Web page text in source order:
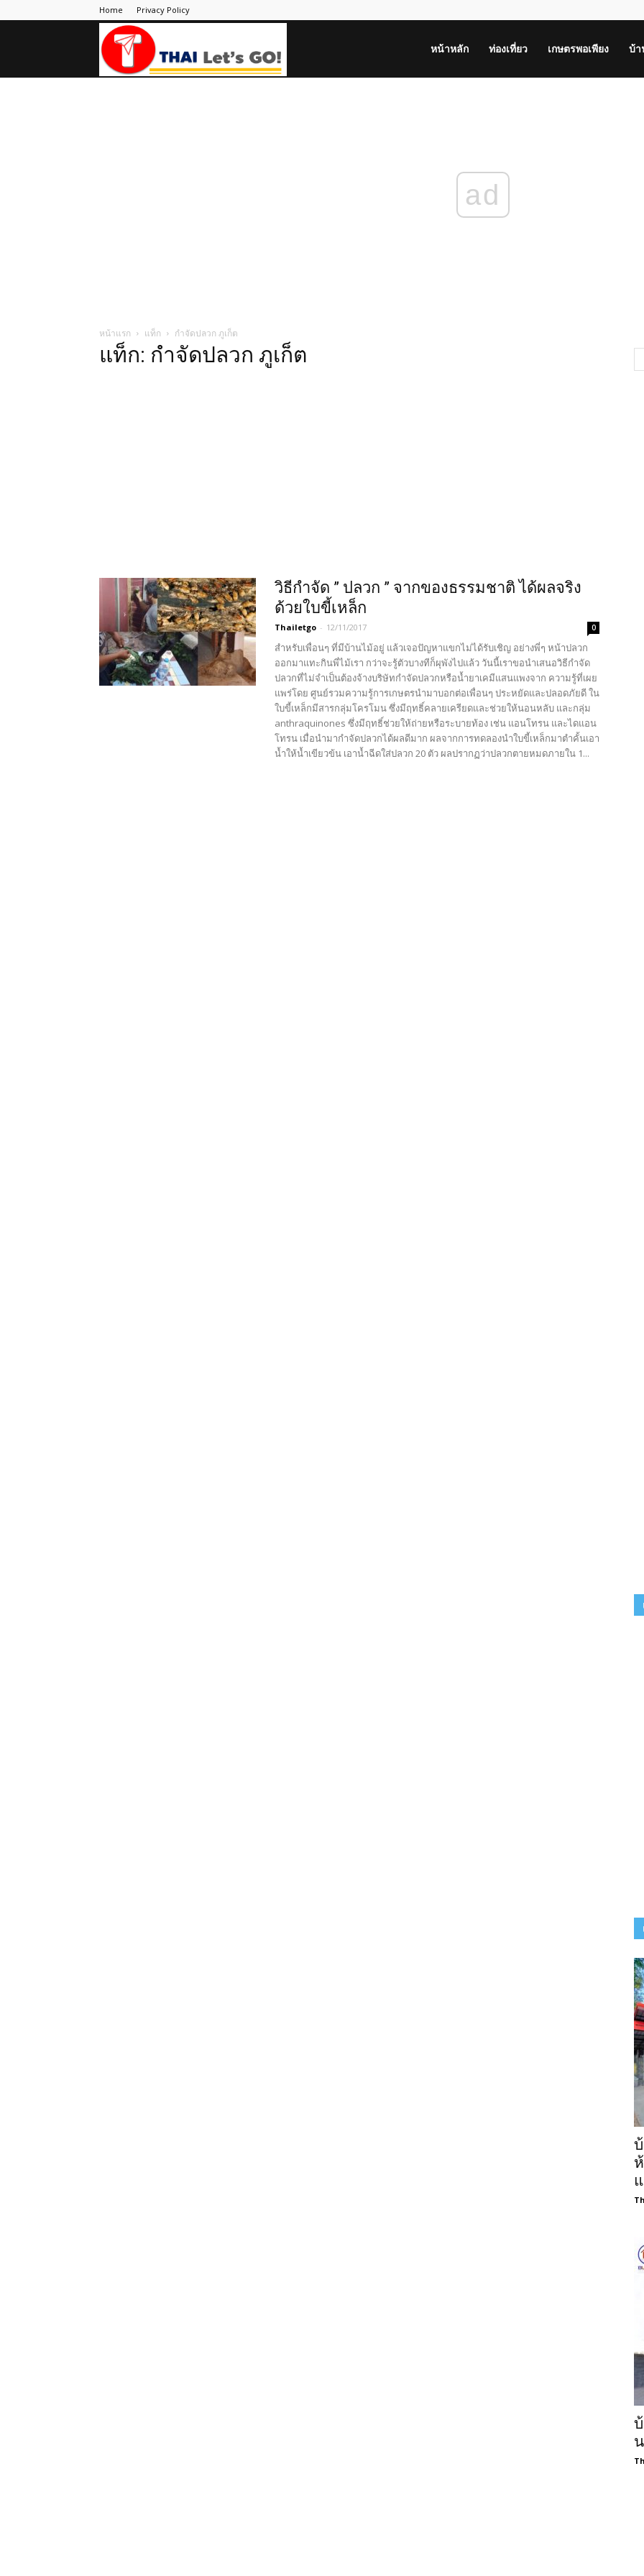
Home Privacy Policy
หน้าหลัก ท่องเที่ยว เกษตรพอเพียง บ้
ad
หน้าแรก แท็ก กําจัดปลวก ภูเก็ต
แท็ก: กําจัดปลวก ภูเก็ต
วิธีกำจัด ” ปลวก ” จากของธรรมชาติ ได้ผลจริง
ด้วยใบขี้เหล็ก
Thailetgo - 12/11/2017 0
สำหรับเพื่อนๆ ที่มีบ้านไม้อยู่ แล้วเจอปัญหาแขกไม่ได้รับเชิญ อย่างพี่ๆ หน้าปลวก
ออกมาแทะกินพี่ไม้เรา กว่าจะรู้ตัวบางทีก็ผุพังไปแล้ว วันนี้เราขอนำเสนอวิธีกำจัด
ปลวกที่ไม่จำเป็นต้องจ้างบริษัทกำจัดปลวกหรือน้ำยาเคมีแสนแพงจาก ความรู้ที่เผย
แพร่โดย ศูนย์รวมความรู้การเกษตรนำมาบอกต่อเพื่อนๆ ประหยัดและปลอดภัยดี ใน
ใบขี้เหล็กมีสารกลุ่มโครโมน ซึ่งมีฤทธิ์คลายเครียดและช่วยให้นอนหลับ และกลุ่ม
anthraquinones ซึ่งมีฤทธิ์ช่วยให้ถ่ายหรือระบายท้อง เช่น แอนโทรน และไดแอน
โทรน เมื่อนำมากำจัดปลวกได้ผลดีมาก ผลจากการทดลองนำใบขี้เหล็กมาตำคั้นเอา
น้ำให้น้ำเขียวข้น เอาน้ำฉีดใส่ปลวก 20 ตัว ผลปรากฏว่าปลวกตายหมดภายใน 1...